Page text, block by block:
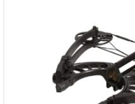
Масса (кг)
Назначение
Особенности